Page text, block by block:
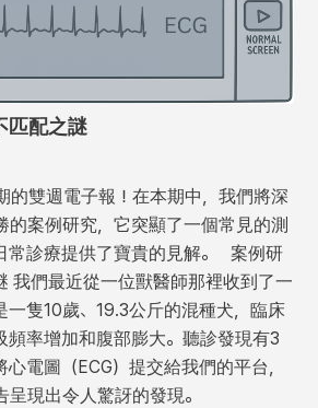
匹配之謎
的雙週電子報！在本期中，我們將深
的案例研究，它突顯了一個常見的測
常診療提供了寶貴的見解。 案例研
我們最近從一位獸醫師那裡收到了一
一隻10歲、19.3公斤的混種犬，臨床
頻率增加和腹部膨大。聽診發現有3
電圖（ECG）提交給我們的平台，
現出令人驚訝的發現。